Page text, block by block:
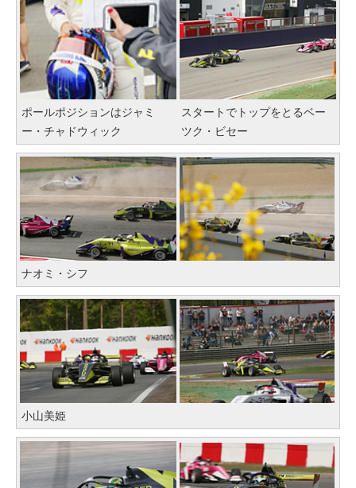
ポールポジションはジャミ
ー・チャドウィック
スタートでトップをとるベー
ツク・ビセー
ナオミ・シフ
小山美姫